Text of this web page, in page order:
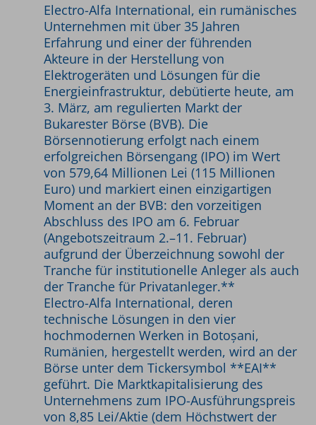
Electro-Alfa International, ein rumänisches
Unternehmen mit über 35 Jahren
Erfahrung und einer der führenden
Akteure in der Herstellung von
Elektrogeräten und Lösungen für die
Energieinfrastruktur, debütierte heute, am
3. März, am regulierten Markt der
Bukarester Börse (BVB). Die
Börsennotierung erfolgt nach einem
erfolgreichen Börsengang (IPO) im Wert
von 579,64 Millionen Lei (115 Millionen
Euro) und markiert einen einzigartigen
Moment an der BVB: den vorzeitigen
Abschluss des IPO am 6. Februar
(Angebotszeitraum 2.–11. Februar)
aufgrund der Überzeichnung sowohl der
Tranche für institutionelle Anleger als auch
der Tranche für Privatanleger.**
Electro-Alfa International, deren
technische Lösungen in den vier
hochmodernen Werken in Botoșani,
Rumänien, hergestellt werden, wird an der
Börse unter dem Tickersymbol **EAI**
geführt. Die Marktkapitalisierung des
Unternehmens zum IPO-Ausführungspreis
von 8,85 Lei/Aktie (dem Höchstwert der